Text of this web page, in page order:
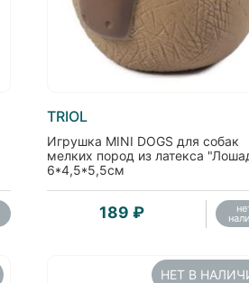
TRIOL
Игрушка MINI DOGS для собак
мелких пород из латекса
6*4,5*5,5см
189 ₽
НЕТ В